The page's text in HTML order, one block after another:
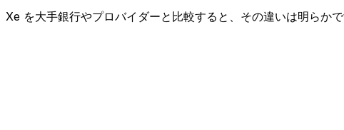
Xe を大手銀行やプロバイダーと比較すると、その違いは明らか